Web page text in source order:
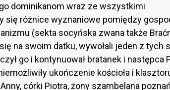
dominikanom wraz ze wszystkimi
się różnice wyznaniowe pomiędzy
(sekta socyńska zwana także
na swoim datku, wywołali jeden z tych
go i kontynuował bratanek i następca
ukończenie kościoła i
córki Piotra, żony szambelana